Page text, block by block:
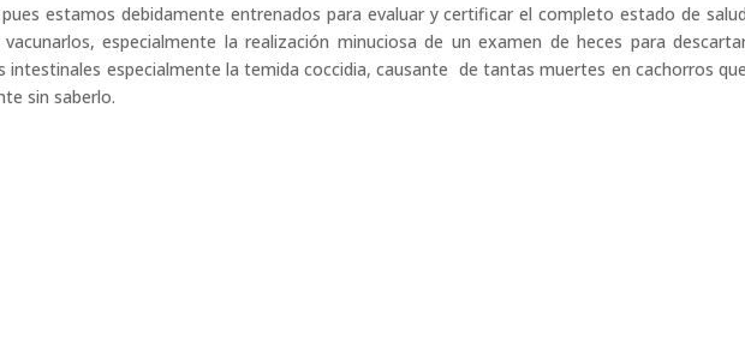
estamos debidamente entrenados para evaluar y certificar el completo estado de salud
especialmente la realización minuciosa de un examen de heces para
intestinales especialmente la temida coccidia, causante de tantas muertes en cachorros que
sin saberlo.